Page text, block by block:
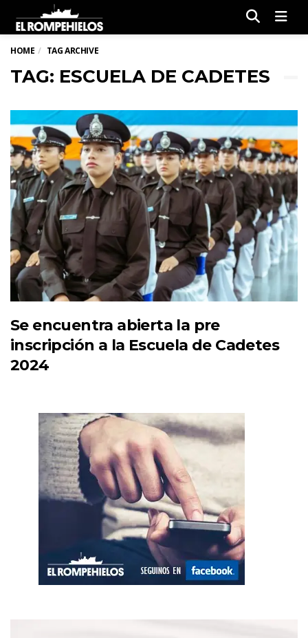
HOME TAG ARCHIVE
TAG: ESCUELA DE CADETES
Se encuentra abierta la pre
inscripción a la Escuela de Cadetes
2024